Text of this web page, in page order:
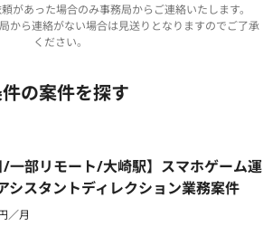
があった場合のみ事務局からご連絡いたします。
から連絡がない場合は見送りとなりますのでご了承
ください。
の案件を探す
/一部リモート/大崎駅】スマホゲーム運
シスタントディレクション業務案件
／月